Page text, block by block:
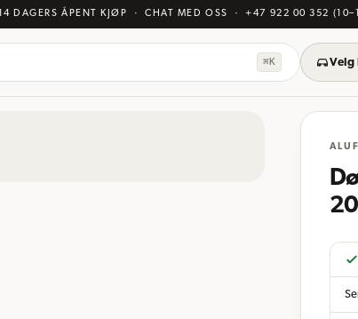
14 DAGERS ÅPENT KJØP · CHAT MED OSS ·+47 922 00 352
⌘K Velg